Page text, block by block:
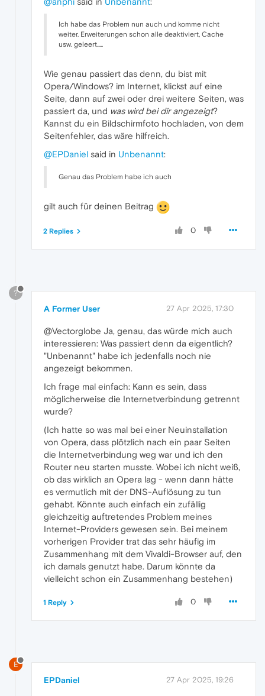
Ich habe das Problem nun auch und komme nicht
weiter. Erweiterungen schon alle deaktiviert, Cache
usw. geleert.....
Wie genau passiert das denn, du bist mit
Opera/Windows? im Internet, klickst auf eine
Seite, dann auf zwei oder drei weitere Seiten, was
passiert da, und was wird bei dir angezeigt?
Kannst du ein Bildschirmfoto hochladen, von dem
Seitenfehler, das wäre hilfreich.
@EPDaniel said in Unbenannt:
Genau das Problem habe ich auch
gilt auch für deinen Beitrag
0
2 Replies
?
A Former User 27 Apr 2025, 17:30
@Vectorglobe Ja, genau, das würde mich auch
interessieren: Was passiert denn da eigentlich?
"Unbenannt" habe ich jedenfalls noch nie
angezeigt bekommen.
Ich frage mal einfach: Kann es sein, dass
möglicherweise die Internetverbindung getrennt
wurde?
(Ich hatte so was mal bei einer Neuinstallation
von Opera, dass plötzlich nach ein paar Seiten
die Internetverbindung weg war und ich den
Router neu starten musste. Wobei ich nicht weiß,
ob das wirklich an Opera lag - wenn dann hätte
es vermutlich mit der DNS-Auflösung zu tun
gehabt. Könnte auch einfach ein zufällig
gleichzeitig auftretendes Problem meines
Internet-Providers gewesen sein. Bei meinem
vorherigen Provider trat das sehr häufig im
Zusammenhang mit dem Vivaldi-Browser auf, den
ich damals genutzt habe. Darum könnte da
vielleicht schon ein Zusammenhang bestehen)
0
1 Reply
E
EPDaniel 27 Apr 2025, 19:26